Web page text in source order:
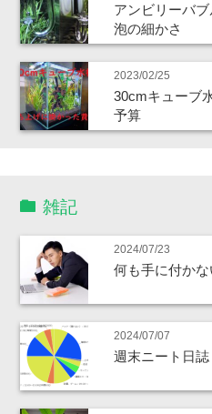
アンビリーバ
泡の細かさ
2023/02/25
30cmキューブ
予算
雑記
2024/07/23
何も手に付か
2024/07/07
週末ニート日誌